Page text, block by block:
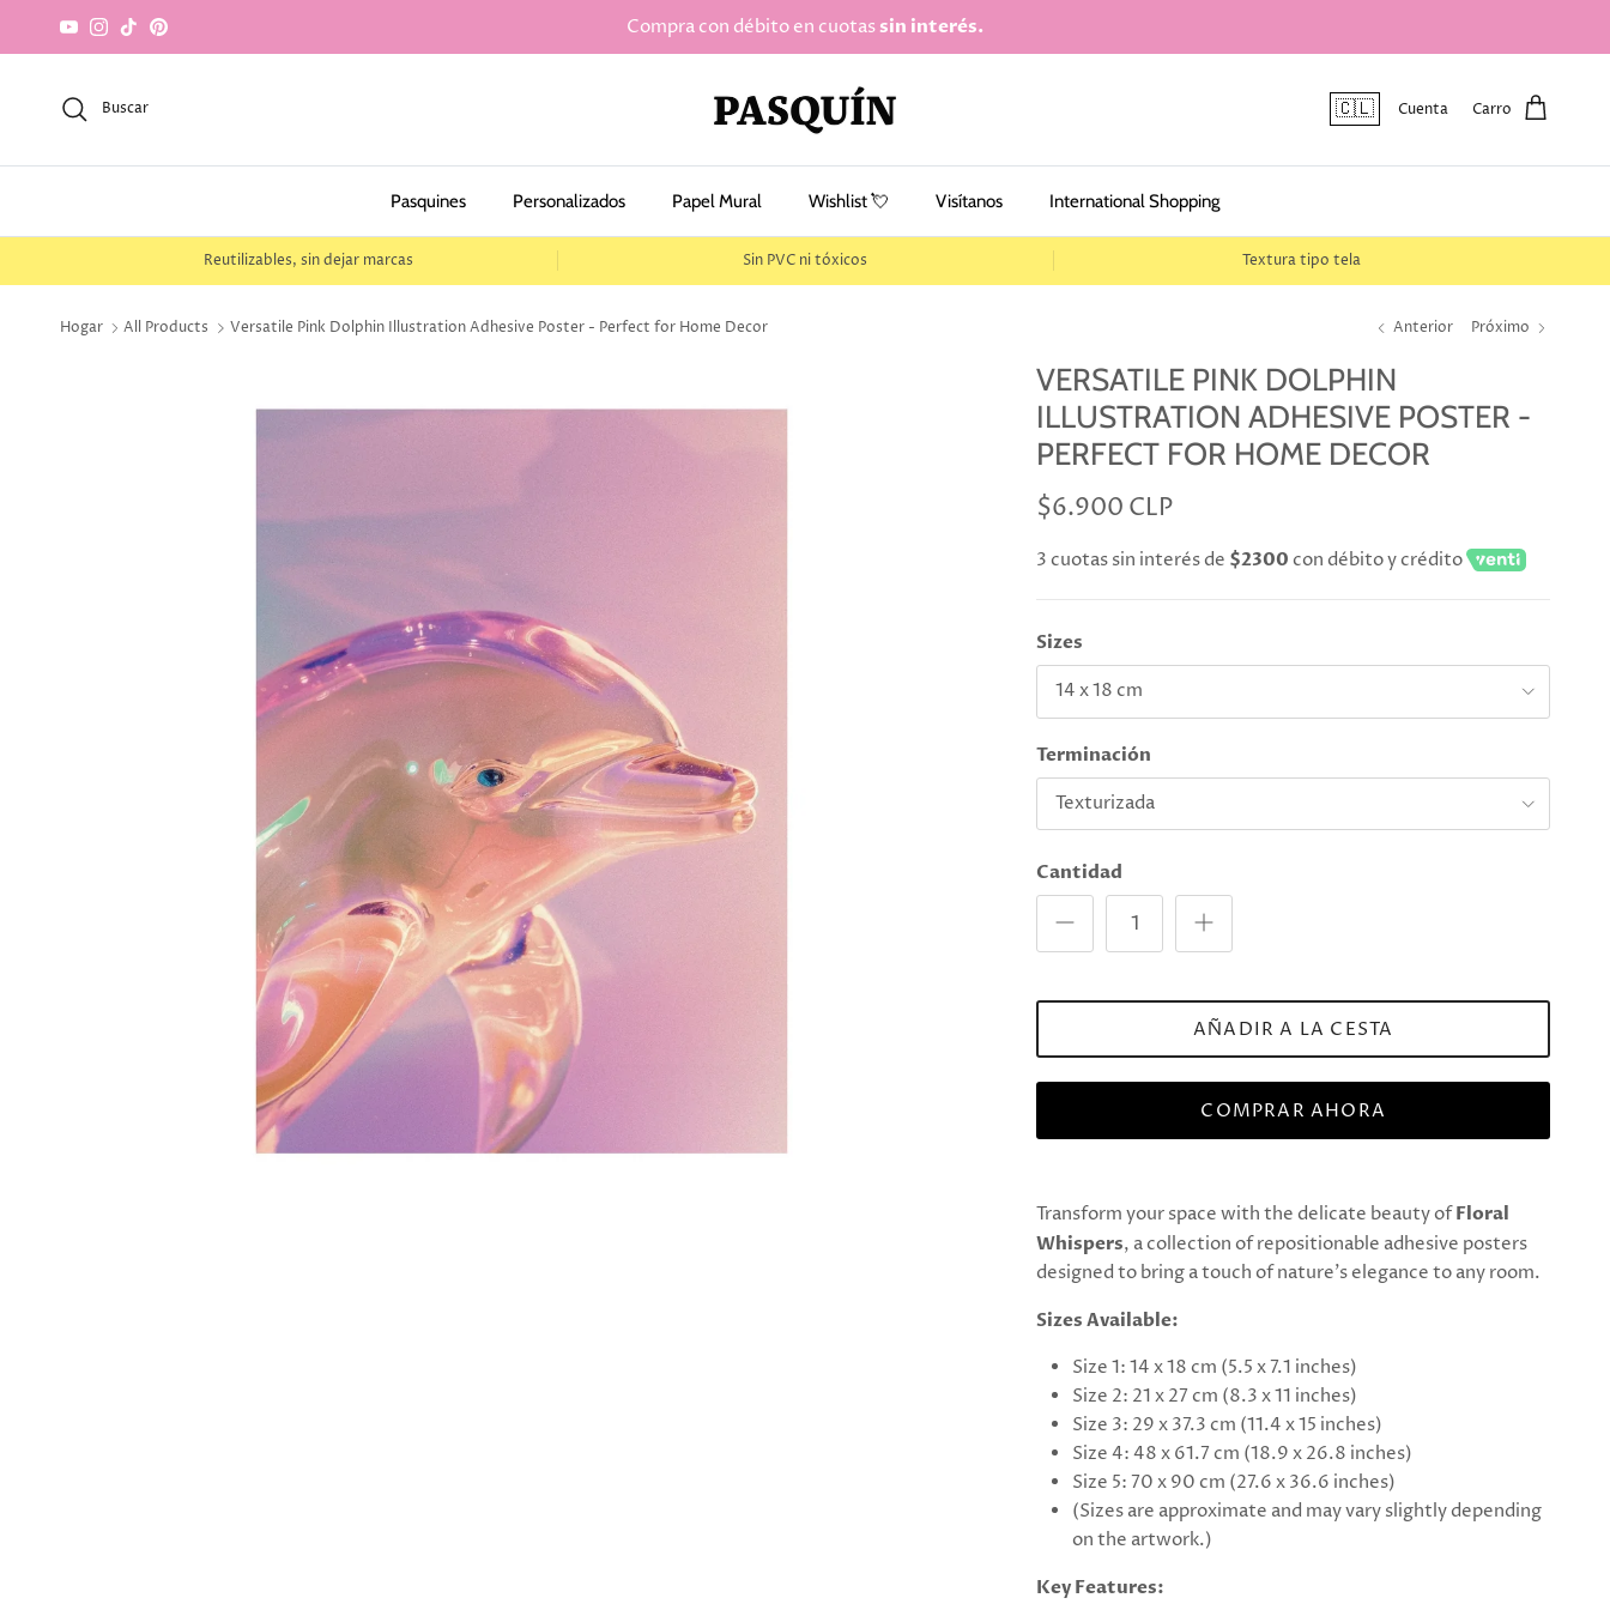
saltar al contenido
YouTubeInstagram
TikTokPinterest Compra con débito en cuotas sin interés.
Buscar 🇨🇱 Cuenta Carro
Pasquines Personalizados Papel Mural Wishlist 💘 Visítanos International Shopping
Reutilizables, sin dejar marcas Sin PVC ni tóxicos Textura tipo tela
Hogar All Products Versatile Pink Dolphin Illustration Adhesive Poster - Perfect for Home Decor Anterior Próximo
VERSATILE PINK DOLPHIN
ILLUSTRATION ADHESIVE POSTER -
PERFECT FOR HOME DECOR
$6.900 CLP
3 cuotas sin interés de $2300 con débito y crédito
Sizes
14 x 18 cm
Terminación
Texturizada
Cantidad
AÑADIR A LA CESTA
COMPRAR AHORA
Transform your space with the delicate beauty ofFloral
Whispers, a collection of repositionable adhesive posters
designed to bring a touch of nature's elegance to any room.
Sizes Available:
Size 1: 14 x 18 cm (5.5 x 7.1 inches)
Size 2: 21 x 27 cm (8.3 x 11 inches)
Size 3: 29 x 37.3 cm (11.4 x 15 inches)
Size 4: 48 x 61.7 cm (18.9 x 26.8 inches)
Size 5: 70 x 90 cm (27.6 x 36.6 inches)
(Sizes are approximate and may vary slightly depending
on the artwork.)
Key Features: